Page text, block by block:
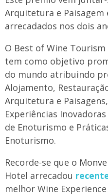
Arquitetura e
arrecadados nos dois
O Best of Wine
tem como objetivo
do mundo atribuindo
Alojamento,
Arquitetura e
Experiências
de Enoturismo e
Enoturismo.
Recorde-se que o
Hotel arrecadou
melhor Wine Experience